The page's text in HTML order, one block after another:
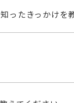
ったきっかけを